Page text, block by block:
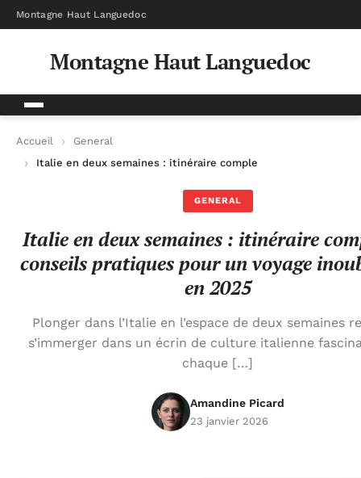
Montagne Haut Languedoc
Montagne Haut Languedoc
Accueil
General
Italie en deux semaines : itinéraire complet et conseils
GENERAL
Italie en deux semaines : itinéraire
conseils pratiques pour un voyage
en 2025
Plonger dans l’Italie en l’espace de deux semaines
s’immerger dans un écrin de culture italienne
chaque […]
Amandine Picard
23 janvier 2026